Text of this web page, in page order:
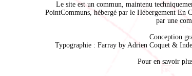
Le site est un commun, maintenu
PointCommuns, hébergé par le Hébergement En
par une
Conception
Typographie : Farray by Adrien Coquet &
Pour en savoir